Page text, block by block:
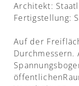
Architekt:
Fertigstellung:
Auf der